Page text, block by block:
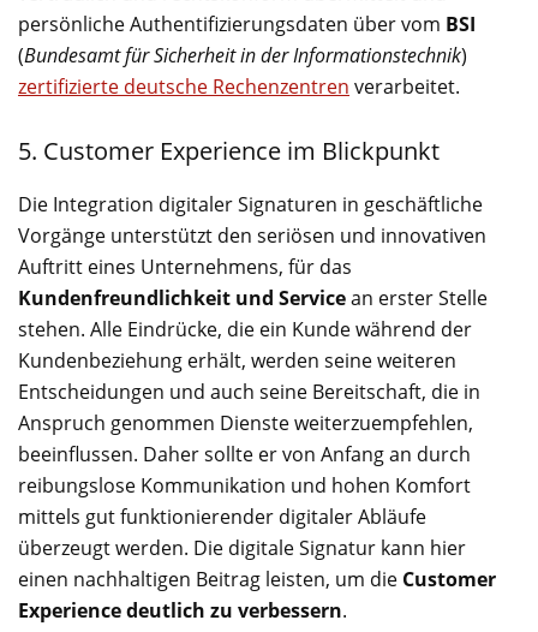
persönliche Authentifizierungsdaten über vom BSI
(Bundesamt für Sicherheit in der Informationstechnik)
zertifizierte deutsche Rechenzentren verarbeitet.
5. Customer Experience im Blickpunkt
Die Integration digitaler Signaturen in geschäftliche
Vorgänge unterstützt den seriösen und innovativen
Auftritt eines Unternehmens, für das
Kundenfreundlichkeit und Servicean erster Stelle
stehen. Alle Eindrücke, die ein Kunde während der
Kundenbeziehung erhält, werden seine weiteren
Entscheidungen und auch seine Bereitschaft, die in
Anspruch genommen Dienste weiterzuempfehlen,
beeinflussen. Daher sollte er von Anfang an durch
reibungslose Kommunikation und hohen Komfort
mittels gut funktionierender digitaler Abläufe
überzeugt werden. Die digitale Signatur kann hier
einen nachhaltigen Beitrag leisten, um die Customer
Experience deutlich zu verbessern.